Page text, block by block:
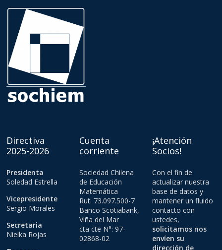
Directiva
2025-2026
Presidenta
Soledad Estrella
Vicepresidente
Sergio Morales
Secretaria
Nielka Rojas
Cuenta
corriente
Sociedad Chilena
de Educación
Matemática
Rut: 73.097.500-7
Banco Scotiabank,
Viña del Mar
cta cte N°: 97-
02868-02
¡Atención
Socios!
Con el fin de
actualizar nuestra
base de datos y
mantener un fluido
contacto con
ustedes,
solicitamos nos
envíen su
dirección de